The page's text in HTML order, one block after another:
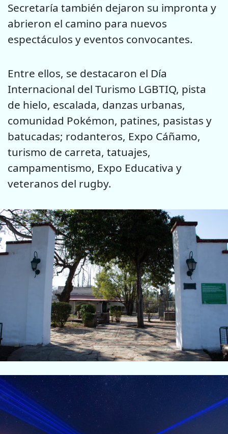
Secretaría también dejaron su impronta y
abrieron el camino para nuevos
espectáculos y eventos convocantes.
Entre ellos, se destacaron el Día
Internacional del Turismo LGBTIQ, pista
de hielo, escalada, danzas urbanas,
comunidad Pokémon, patines, pasistas y
batucadas; rodanteros, Expo Cáñamo,
turismo de carreta, tatuajes,
campamentismo, Expo Educativa y
veteranos del rugby.